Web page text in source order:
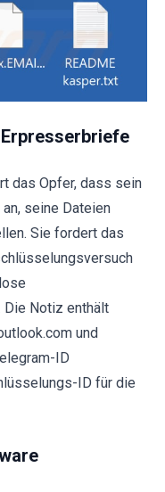
das Opfer, dass sein
seine Dateien
Sie fordert das
Die Notiz enthält
und
ID
ID für die